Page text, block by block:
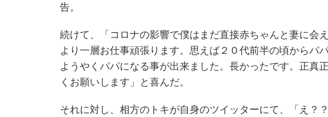
告。
続けて、「コロナの影響で僕はまだ直接赤ちゃんと妻に会
より一層お仕事頑張ります。思えば２０代前半の頃からパ
ようやくパパになる事が出来ました。長かったです。正真
くお願いします」と喜んだ。
それに対し、相方のトキが自身のツイッターにて、「え？